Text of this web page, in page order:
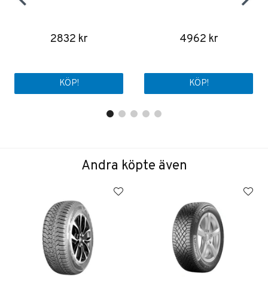
2832 kr
KÖP!
4962 kr
KÖP!
Andra köpte även